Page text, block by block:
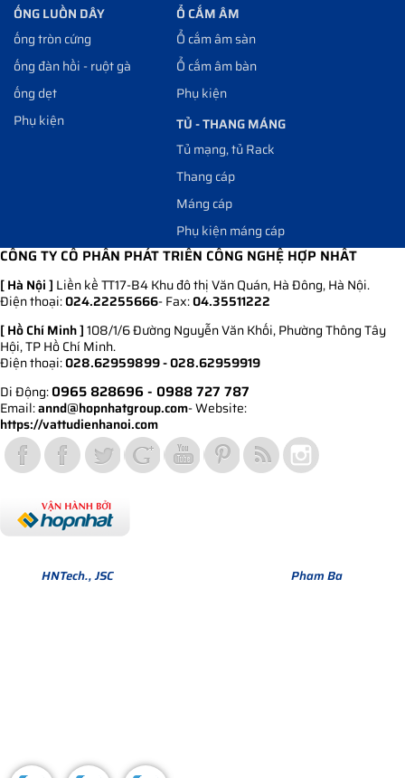
ỐNG LUỒN DÂY
ống tròn cứng
ống đàn hồi - ruột gà
ống dẹt
Phụ kiện
Ổ CẮM ÂM
Ổ cắm âm sàn
Ổ cắm âm bàn
Phụ kiện
TỦ - THANG MÁNG
Tủ mạng, tủ Rack
Thang cáp
Máng cáp
Phụ kiện máng cáp
CÔNG TY CỔ PHẦN PHÁT TRIỂN CÔNG NGHỆ HỢP NHẤT
[ Hà Nội ] Liền kề TT17-B4 Khu đô thị Văn Quán, Hà Đông, Hà Nội.
Điện thoại:024.22255666- Fax:04.35511222
[ Hồ Chí Minh ]108/1/6 Đường Nguyễn Văn Khối, Phường Thông Tây
Hội, TP Hồ Chí Minh.
Điện thoại:028.62959899 - 028.62959919
Di Động:0965 828696 - 0988 727 787
Email:annd@hopnhatgroup.com- Website:
https://vattudienhanoi.com
HNTech., JSC Pham Ba